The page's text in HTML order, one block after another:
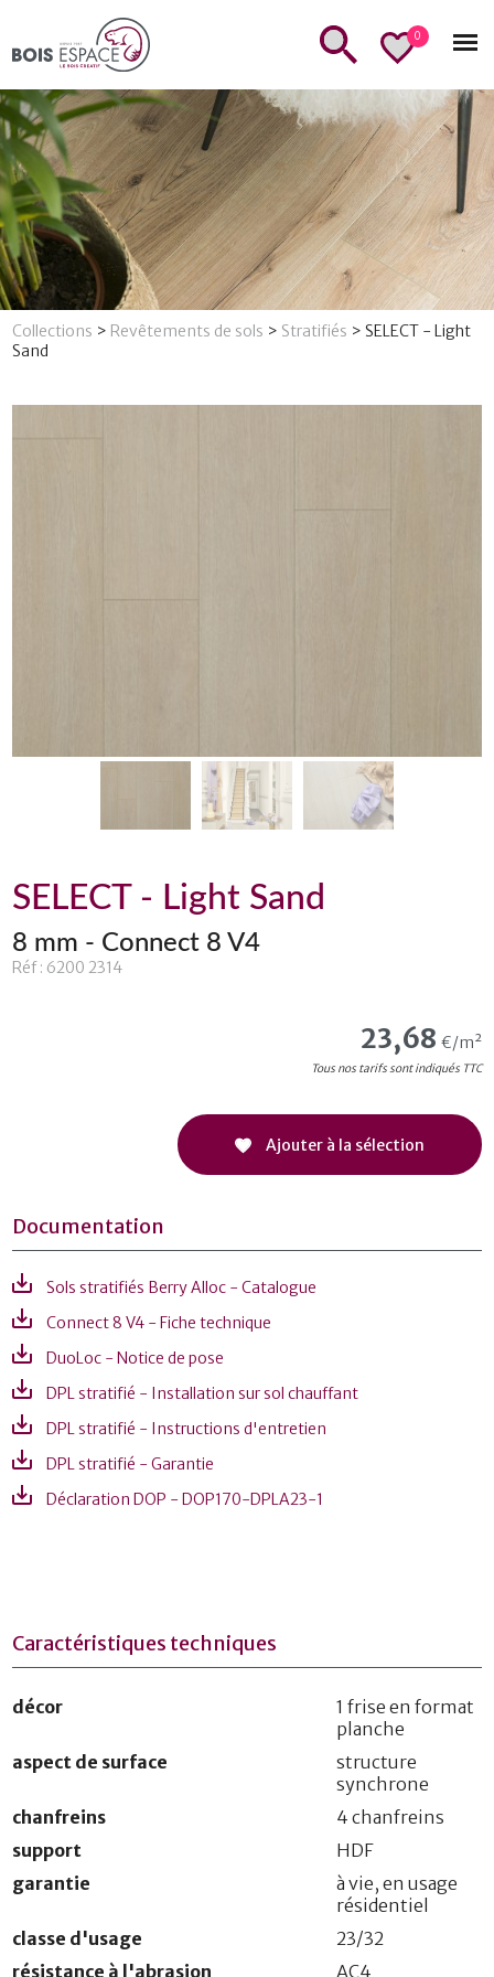
0
Collections > Revêtements de sols > Stratifiés > SELECT - Light
Sand
Caractéristiques techniques
décor
1 frise en format
planche
aspect de surface
structure
synchrone
chanfreins
4 chanfreins
support
HDF
garantie
à vie, en usage
résidentiel
classe d'usage
23/32
résistance à l'abrasion
AC4
SELECT - Light Sand
8 mm - Connect 8 V4
Réf : 6200 2314
23,68 €/m²
Tous nos tarifs sont indiqués TTC
Ajouter à la sélection
Documentation
Sols stratifiés Berry Alloc - Catalogue
Connect 8 V4 - Fiche technique
DuoLoc - Notice de pose
DPL stratifié - Installation sur sol chauffant
DPL stratifié - Instructions d'entretien
DPL stratifié - Garantie
Déclaration DOP - DOP170-DPLA23-1